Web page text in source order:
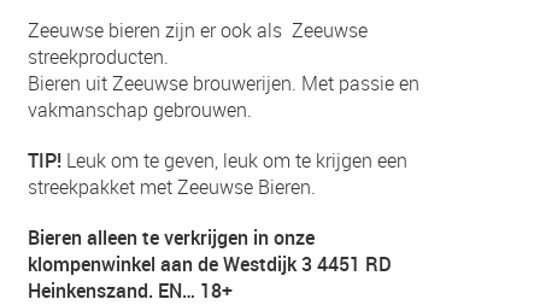
Contact / openingstijden
Zeeuwse bieren zijn er ook als Zeeuwse
streekproducten.
Bieren uit Zeeuwse brouwerijen. Met passie en
vakmanschap gebrouwen.
TIP! Leuk om te geven, leuk om te krijgen een
streekpakket met Zeeuwse Bieren.
Bieren alleen te verkrijgen in onze
klompenwinkel aan de Westdijk 3 4451 RD
Heinkenszand. EN… 18+